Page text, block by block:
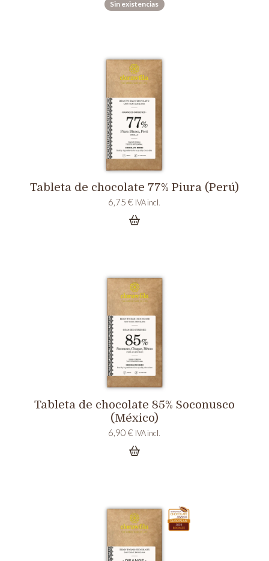
Sin existencias
Tableta de chocolate 77% Piura (Perú)
6,75€ IVA incl.
Tableta de chocolate 85% Soconusco
(México)
6,90€ IVA incl.